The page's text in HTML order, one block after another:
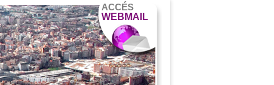
ACCÉS
WEBMAIL